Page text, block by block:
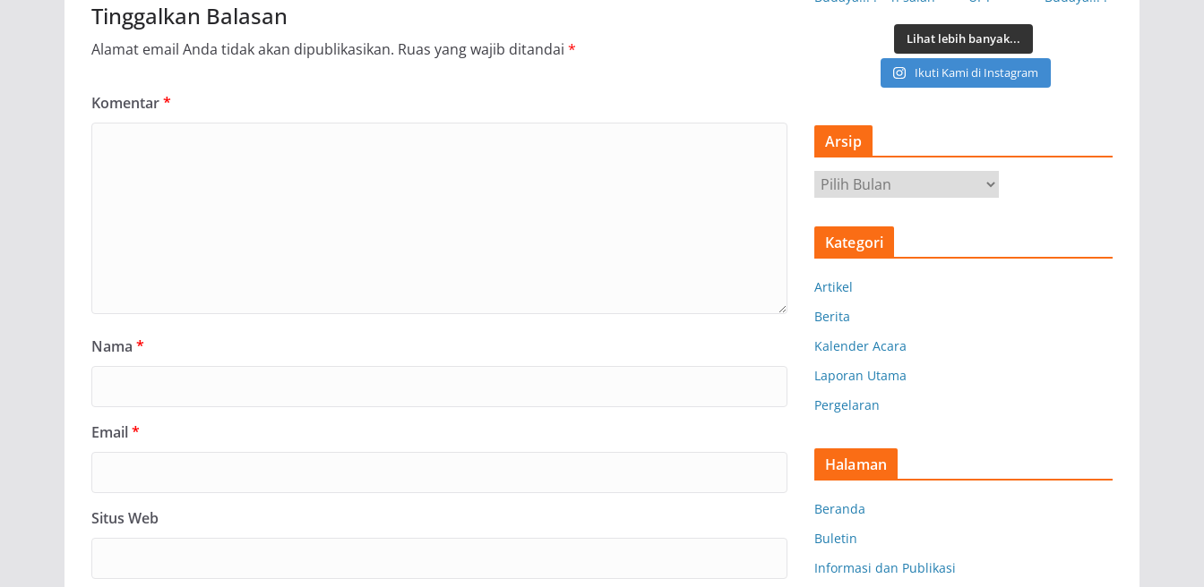
Tinggalkan Balasan
Alamat email Anda tidak akan dipublikasikan. Ruas yang wajib ditandai *
Komentar*
Nama *
Email*
Situs Web
Lihat lebih banyak...
Ikuti Kami di Instagram
Arsip
r
s
Kategori
Artikel
Berita
Kalender Acara
Laporan Utama
Pergelaran
Halaman
Beranda
Buletin
Informasi dan Publikasi